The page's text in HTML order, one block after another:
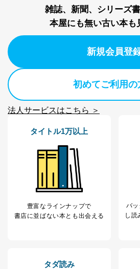
者を識別・認証しています。
外部からの不正アクセス等の防止
個人データを取り扱う機器等
個人データを取り扱う機器等
情報システムの使用に伴う漏洩等
メール等により個人データの
送信する場合に、当該ファイ
当社は、内部監査及びマネジメント
じて、個人情報保護マネジメントシ
善し、常に最良の状態を維持します
貴殿の個人情報及び当社の個人情報
ステムに関するご相談及び苦情につ
株式会社富士山マガジンサービス
雑誌、新聞、シリーズ
本屋にも無い古い本も
新規会員登
初めてご利用の
法人サービスはこちら ＞
タイトル1万以上
豊富なラインナップで
書店に並ばない本とも出会える
バ
し読
タダ読み